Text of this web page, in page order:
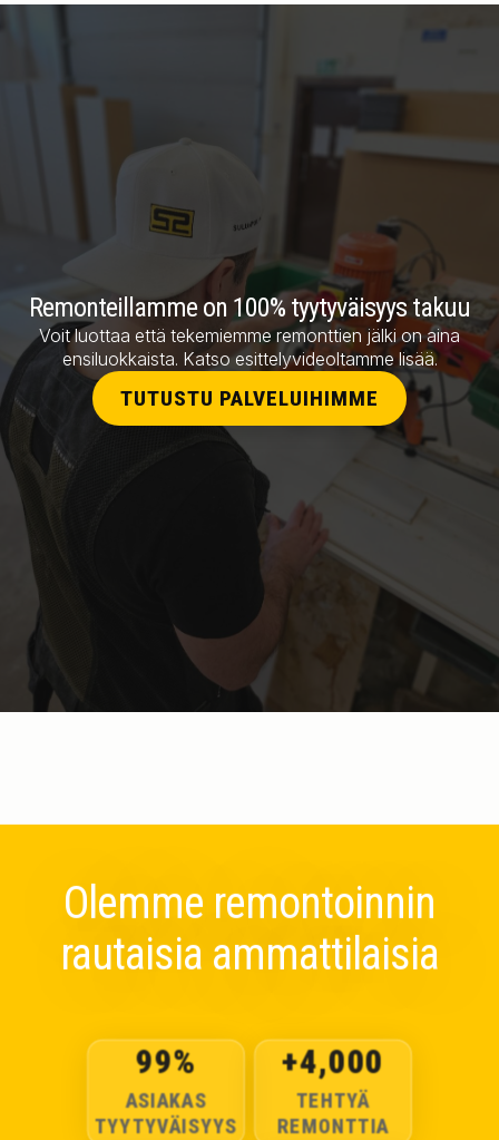
Remonteillamme on 100% tyytyväisyys takuu
Voit luottaa että tekemiemme remonttien jälki on aina
ensiluokkaista. Katso esittelyvideoltamme lisää.
TUTUSTU PALVELUIHIMME
Olemme remontoinnin
rautaisia ammattilaisia
99%
ASIAKAS
TYYTYVÄISYYS
+4,000
TEHTYÄ
REMONTTIA